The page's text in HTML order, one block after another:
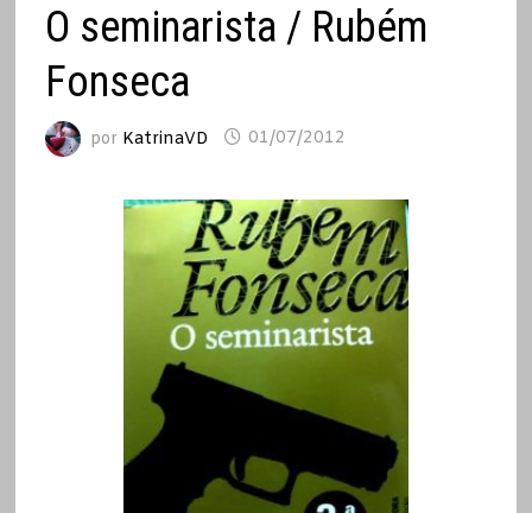
O seminarista / Rubém
Fonseca
por KatrinaVD 01/07/2012